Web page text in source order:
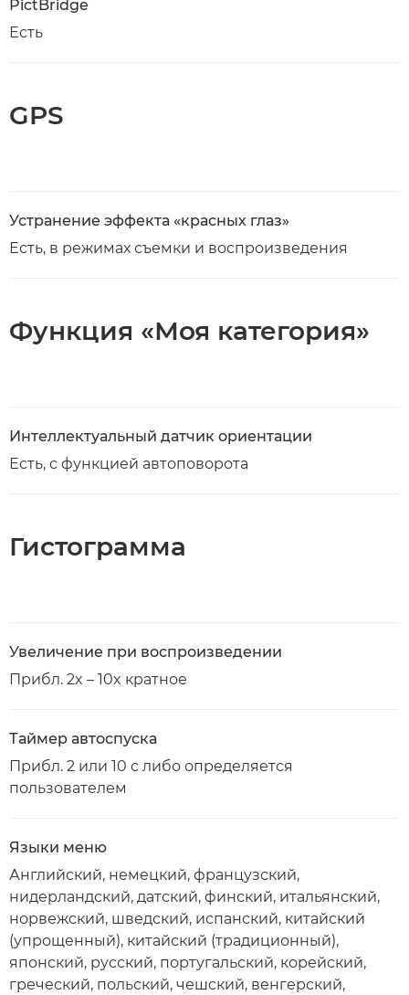
PictBridge
Есть
GPS
Устранение эффекта «красных глаз»
Есть, в режимах съемки и воспроизведения
Функция «Моя категория»
Интеллектуальный датчик ориентации
Есть, с функцией автоповорота
Гистограмма
Увеличение при воспроизведении
Прибл. 2x – 10x кратное
Таймер автоспуска
Прибл. 2 или 10 с либо определяется
пользователем
Языки меню
Английский, немецкий, французский,
нидерландский, датский, финский, итальянский,
норвежский, шведский, испанский, китайский
(упрощенный), китайский (традиционный),
японский, русский, португальский, корейский,
греческий, польский, чешский, венгерский,